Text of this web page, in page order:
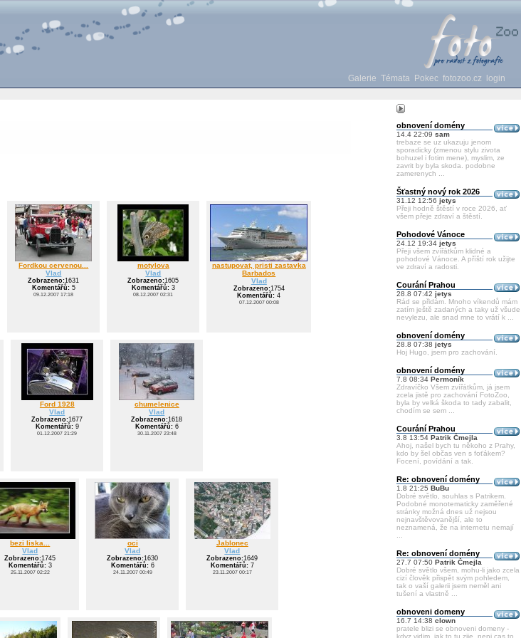
Galerie Témata Pokec fotozoo.cz login
obnovení domény
14.4 22:09 sam
trebaze se uz ukazuju jenom
sporadicky (zmenou stylu zivota
bohuzel i fotim mene), myslim, ze
zavrit by byla skoda. podobne
zamerenych ...
Šťastný nový rok 2026
31.12 12:56 jetys
Přeji hodně štěstí v roce 2026, ať
všem přeje zdraví a štěstí.
Pohodové Vánoce
24.12 19:34 jetys
Přeji všem zvířátkům klidné a
pohodové Vánoce. A příští rok užijte
ve zdraví a radosti.
Courání Prahou
28.8 07:42 jetys
Rád se přidám. Mnoho víkendů mám
zatím ještě zadaných a taky už všude
nevylezu, ale snad mne to vrátí k ...
obnovení domény
28.8 07:38 jetys
Hoj Hugo, jsem pro zachování.
obnovení domény
7.8 08:34 Permoník
Zdravíčko Všem zvířátkům, já jsem
zcela jistě pro zachování FotoZoo,
byla by velká škoda to tady zabalit,
chodím se sem ...
Courání Prahou
3.8 13:54 Patrik Čmejla
Ahoj, našel bych tu někoho z Prahy,
kdo by šel občas ven s foťákem?
Focení, povídání a tak.
Re: obnovení domény
1.8 21:25 BuBu
Dobré světlo, souhlas s Patrikem.
Podobné monotematicky zaměřené
stránky možná dnes už nejsou
nejnavštěvovanější, ale to
neznamená, že na internetu nemají
Re: obnovení domény
27.7 07:50 Patrik Čmejla
Dobré světlo všem, mohu-li jako zcela
cizí člověk přispět svým pohledem,
tak o vaší galerii jsem neměl ani
tušení a vlastně ...
obnoveni domeny
16.7 14:38 clown
pratele blizi se obnoveni domeny -
kdyz vidim, jak to tu zije, neni cas to
Fordkou cervenou...
Vlad
Zobrazeno:1631
Komentářů:5
09.12.2007 17:18
motylova
Vlad
Zobrazeno:1605
Komentářů:3
08.12.2007 02:31
nastupovat, pristi zastavka
Barbados
Vlad
Zobrazeno:1754
Komentářů: 4
07.12.2007 00:08
Ford 1928
Vlad
Zobrazeno:1677
Komentářů:9
01.12.2007 21:29
chumelenice
Vlad
Zobrazeno:1618
Komentářů:6
30.11.2007 23:48
bezi liska...
Vlad
Zobrazeno:1745
Komentářů:3
25.11.2007 02:22
oci
Vlad
Zobrazeno:1630
Komentářů:6
24.11.2007 00:49
Jablonec
Vlad
Zobrazeno:1649
Komentářů:7
23.11.2007 00:17